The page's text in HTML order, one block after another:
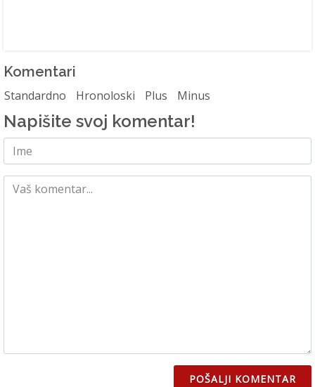
Komentari
Standardno Hronoloski Plus Minus
Napišite svoj komentar!
POŠALJI KOMENTAR